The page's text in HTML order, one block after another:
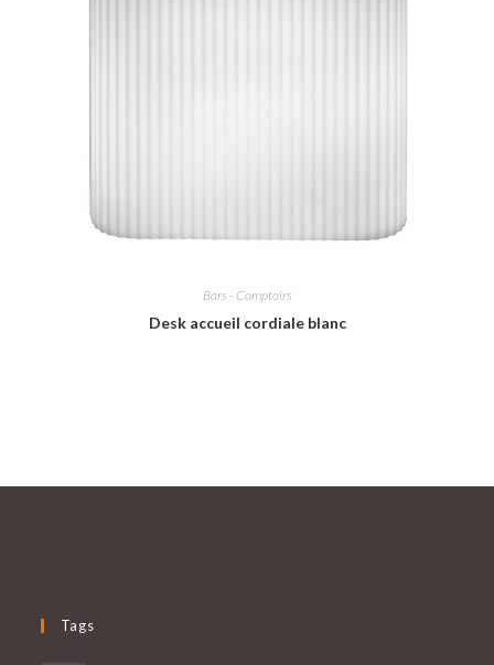
Bars - Comptoirs
Desk accueil cordiale blanc
Tags